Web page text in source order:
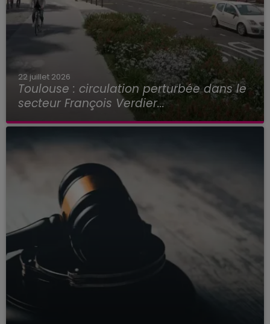
22 juillet 2026
Toulouse : circulation perturbée dans le
secteur François Verdier...